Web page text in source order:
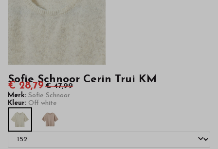
onze
webshop
Sofie Schnoor Cerin Trui KM
€ 28,79 € 47,99
Merk: Sofie Schnoor
Kleur: Off white